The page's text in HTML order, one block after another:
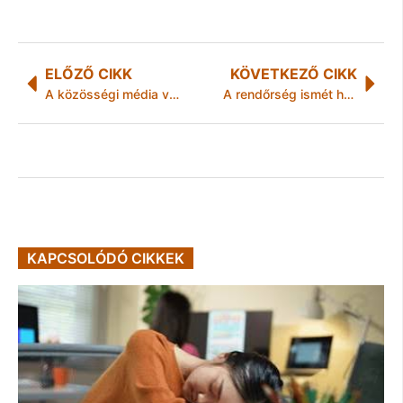
ELŐZŐ CIKK
A közösségi média veszélyei
KÖVETKEZŐ CIKK
A rendőrség ismét házhoz ment
KAPCSOLÓDÓ CIKKEK